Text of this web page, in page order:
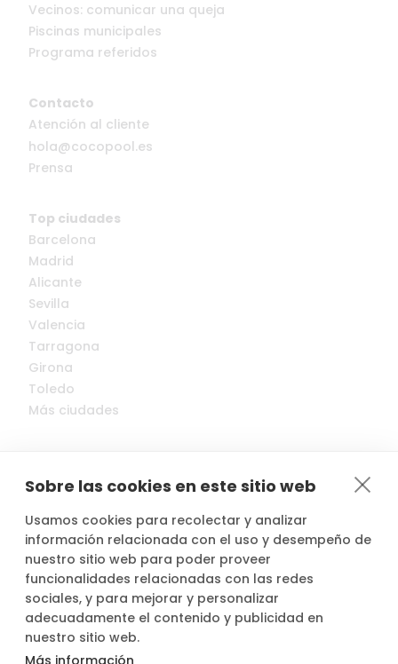
Sobre las cookies en este sitio web
Usamos cookies para recolectar y analizar
información relacionada con el uso y desempeño de
nuestro sitio web para poder proveer
funcionalidades relacionadas con las redes
sociales, y para mejorar y personalizar
adecuadamente el contenido y publicidad en
nuestro sitio web.
Más información
© 2022-2026 Cocopool, Inc. All rights reserved.
 Anfitriones asegurados*
Vecinos: comunicar una queja
Piscinas municipales
Programa referidos
Contacto
Atención al cliente
hola@cocopool.es
Prensa
Top ciudades
Barcelona
Madrid
Alicante
Sevilla
Valencia
Tarragona
Girona
Toledo
Más ciudades